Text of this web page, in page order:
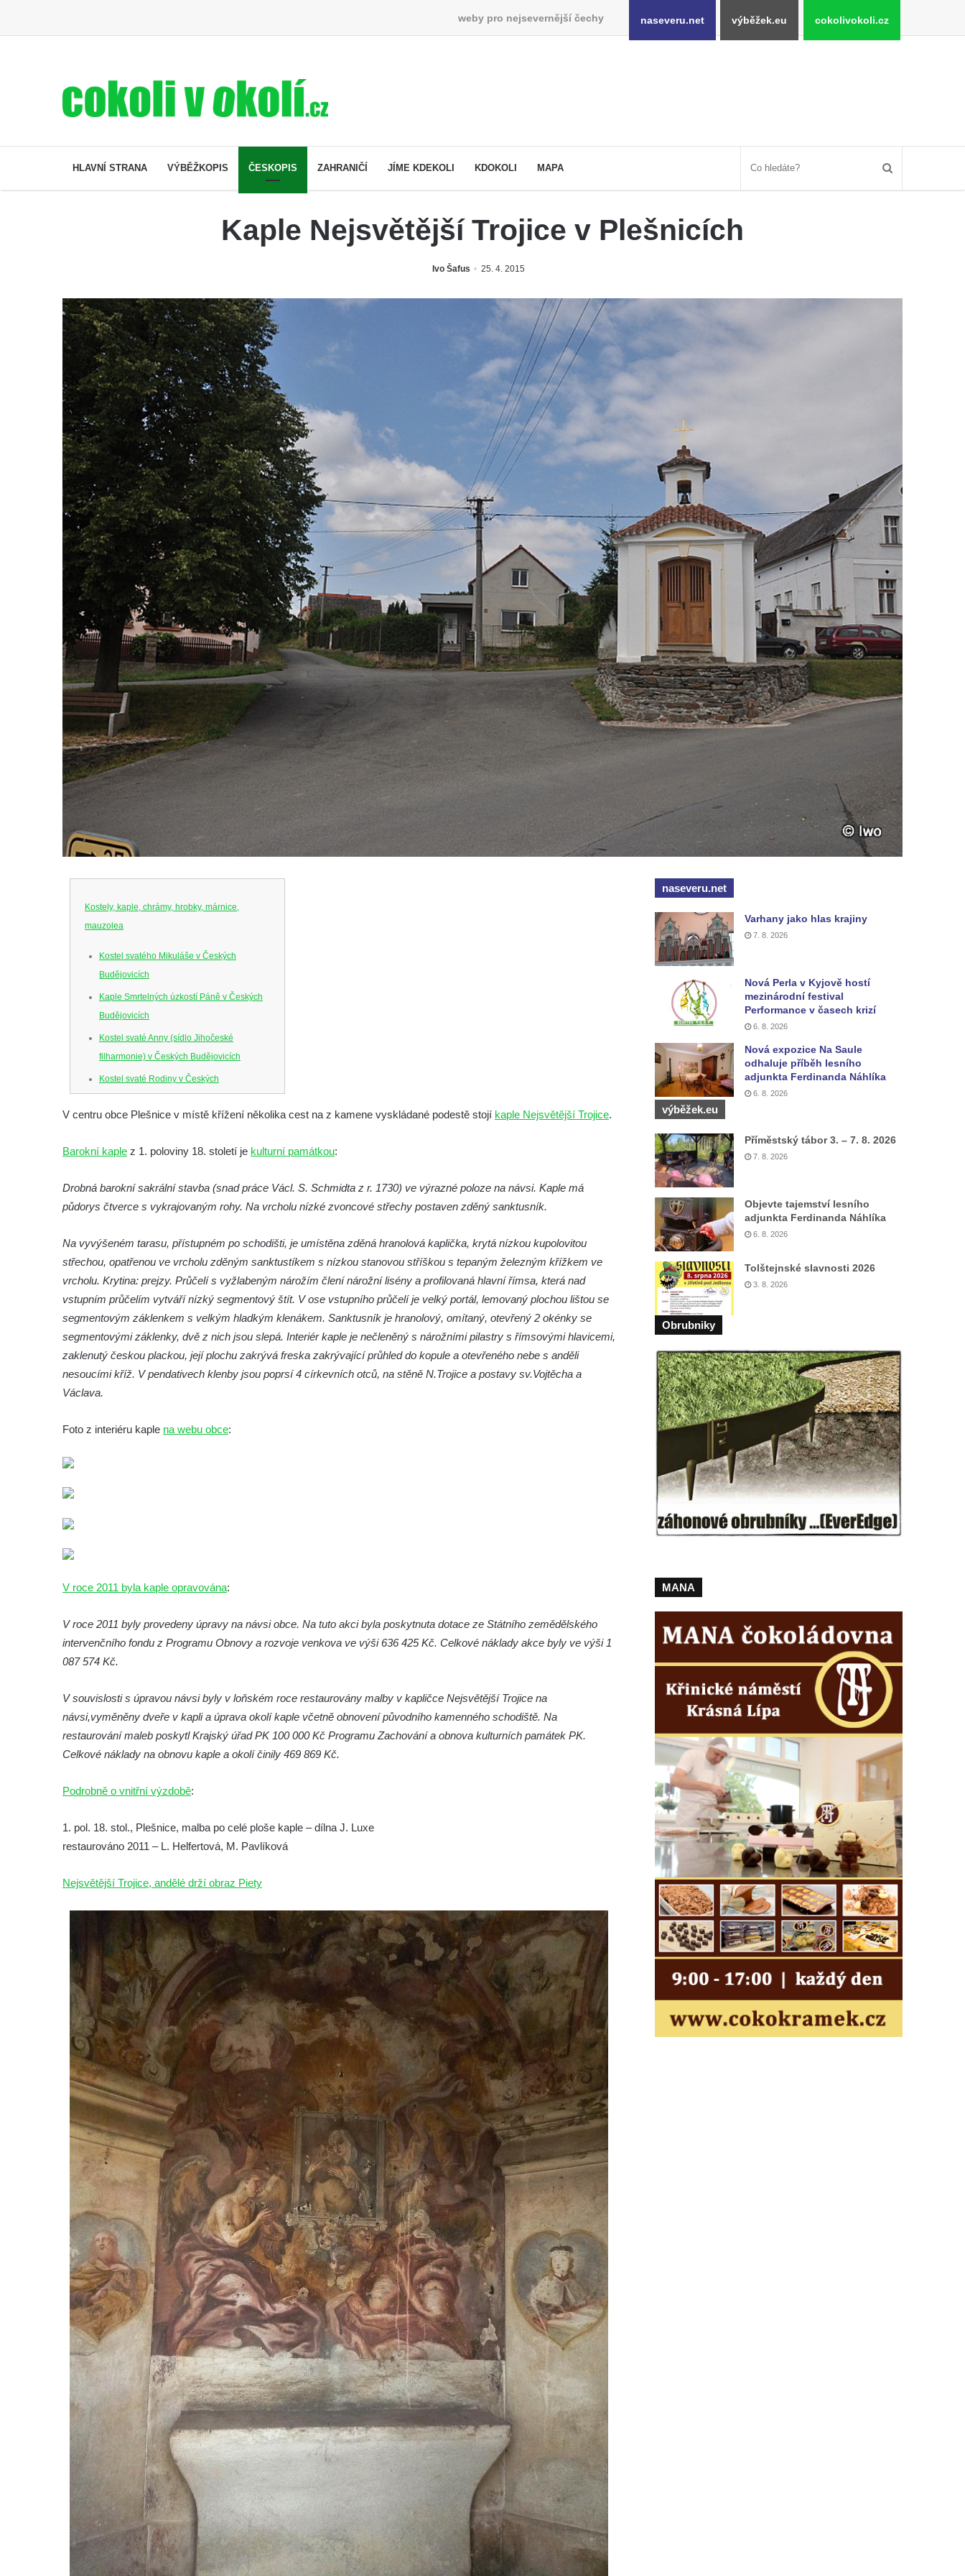
weby pro nejsevernější čechy naseveru.net výběžek.eu cokolivokoli.cz
HLAVNÍ STRANA VÝBĚŽKOPIS ČESKOPIS ZAHRANIČÍ JÍME KDEKOLI KDOKOLI MAPA
Kaple Nejsvětější Trojice v Plešnicích
Ivo Šafus 25. 4. 2015
Kostely, kaple, chrámy, hrobky, márnice,
mauzolea
Kostel svatého Mikuláše v Českých
Budějovicích
Kaple Smrtelných úzkostí Páně v Českých
Budějovicích
Kostel svaté Anny (sídlo Jihočeské
filharmonie) v Českých Budějovicích
Kostel svaté Rodiny v Českých
Kostel Obětování Panny Marie u kláštera
Kaple na křižovatce ulic Budějovická a
Dělnická v Kamenném Újezdě
náměstí J. V. Kamarýta ve Velešíně
Kaple na hřbitově ve Velešíně
Márnice na hřbitově ve Velešíně
Poutní areál Římov
Kostel svatého Ducha v poutním areálu
Římov
Křížová cesta Římov – XXV. kaple – Boží
Křížová cesta Římov – XXIV. kaple – Pieta
Křížová cesta Římov – XX. kaple – Svatá
roušky pot z tváře
Křížová cesta Římov – XIX. kaple – Kristus
kříž nesoucí potkává Pannu Marii
Ježíše vložen kříž
Křížová cesta Římov – XVII. kaple – Velký
Pilát
Pilát
Křížová cesta Římov – XIV. kaple – U
Křížová cesta Římov – XIII. kaple – U
Křížová cesta Římov – XII. kaple – Vodní
brána
Křížová cesta Římov – XI. kaple – Ježíš
haněn a tupen
Křížová cesta Římov – X. kaple – U
Cedronu
Křížová cesta Římov – IX. kaple – U
chromého žida
Křížová cesta Římov – VIII. kaple – Kristus
svázán a ze zahrady vyhnán
Křížová cesta Římov – VII. kaple – Políbení
Jidášovo
Křížová cesta Římov – VI. kaple – Olivetská
hora (Getsemanská zahrada)
Křížová cesta Římov – V. kaple – Smutná
duše
Křížová cesta Římov – IV. kaple – Pustá ves
Křížová cesta Římov – III. kaple – Stádní
brána
Křížová cesta Římov – II. kaple – Poslední
večeře Páně
Křížová cesta Římov – I. kaple – Loučení
Ježíše s Pannou Marií
Márnice na hřbitově v Římově
Kaple v Horním Třeboníně
Kaple Panny Marie v Horním Třeboníně
Kaple mezi Dolním Třebonínem a Horním
Třebonínem
Kaple v severní části Dolního Třebonína
Márnice na hřbitově v Rybniště
Kaple u kostela svatého Jiljí v Lužci nad
Vltavou
V centru obce Plešnice v místě křížení několika cest na z kamene vyskládané podestě stojí kaple Nejsvětější Trojice.
Barokní kaple z 1. poloviny 18. století je kulturní památkou:
Drobná barokní sakrální stavba (snad práce Václ. S. Schmidta z r. 1730) ve výrazné poloze na návsi. Kaple má
půdorys čtverce s vykrajovaným rohy. Na vrcholu nízké zvoncové střechy postaven zděný sanktusník.
Na vyvýšeném tarasu, přístupném po schodišti, je umístěna zděná hranolová kaplička, krytá nízkou kupolovitou
střechou, opatřenou ve vrcholu zděným sanktustíkem s nízkou stanovou stříškou s tepaným železným křížkem ve
vrcholu. Krytina: prejzy. Průčelí s vyžlabeným nárožím člení nárožní lisény a profilovaná hlavní římsa, která nad
vstupním průčelím vytváří nízký segmentový štít. V ose vstupního průčelí je velký portál, lemovaný plochou lištou se
segmentovým záklenkem s velkým hladkým klenákem. Sanktusník je hranolový, omítaný, otevřený 2 okénky se
segmentovými záklenky, dvě z nich jsou slepá. Interiér kaple je nečleněný s nárožními pilastry s římsovými hlavicemi,
zaklenutý českou plackou, její plochu zakrývá freska zakrývající průhled do kopule a otevřeného nebe s anděli
nesoucími kříž. V pendativech klenby jsou poprsí 4 církevních otců, na stěně N.Trojice a postavy sv.Vojtěcha a
Václava.
Foto z interiéru kaple na webu obce:
V roce 2011 byla kaple opravována:
V roce 2011 byly provedeny úpravy na návsi obce. Na tuto akci byla poskytnuta dotace ze Státního zemědělského
intervenčního fondu z Programu Obnovy a rozvoje venkova ve výši 636 425 Kč. Celkové náklady akce byly ve výši 1
087 574 Kč.
V souvislosti s úpravou návsi byly v loňském roce restaurovány malby v kapličce Nejsvětější Trojice na
návsi,vyměněny dveře v kapli a úprava okolí kaple včetně obnovení původního kamenného schodiště. Na
restaurování maleb poskytl Krajský úřad PK 100 000 Kč Programu Zachování a obnova kulturních památek PK.
Celkové náklady na obnovu kaple a okolí činily 469 869 Kč.
Podrobně o vnitřní výzdobě:
1. pol. 18. stol., Plešnice, malba po celé ploše kaple – dílna J. Luxe
restaurováno 2011 – L. Helfertová, M. Pavlíková
Nejsvětější Trojice, andělé drží obraz Piety
naseveru.net
Varhany jako hlas krajiny
7. 8. 2026
Nová Perla v Kyjově hostí
mezinárodní festival
Performance v časech krizí
6. 8. 2026
Nová expozice Na Saule
odhaluje příběh lesního
adjunkta Ferdinanda Náhlíka
6. 8. 2026
výběžek.eu
Příměstský tábor 3. – 7. 8. 2026
7. 8. 2026
Objevte tajemství lesního
adjunkta Ferdinanda Náhlíka
6. 8. 2026
Tolštejnské slavnosti 2026
3. 8. 2026
Obrubniky
MANA